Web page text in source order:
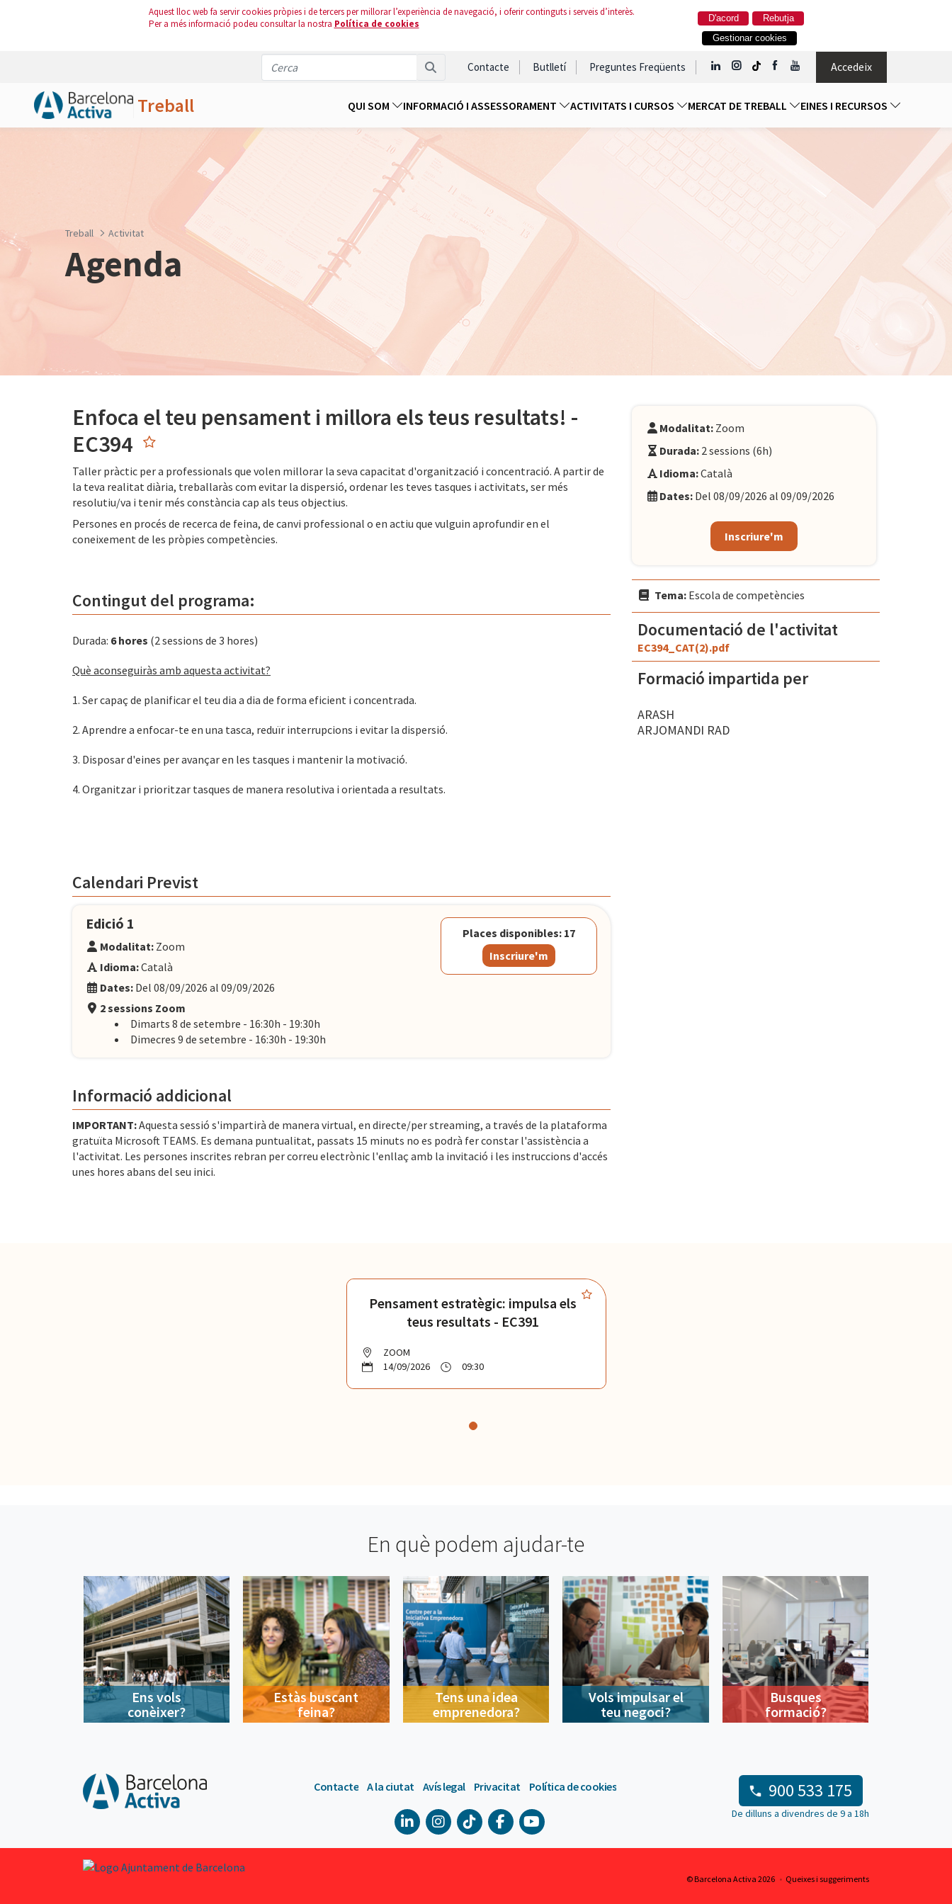
Aquest lloc web fa servir cookies pròpies i de tercers per millorar l’experiència de navegació, i oferir continguts i serveis d’interès.
Per a més informació podeu consultar la nostra Política de cookies Rebutja
D'acord
Gestionar cookies
Contacte Butlletí Preguntes Freqüents Accedeix
Treball QUI SOM INFORMACIÓ I ASSESSORAMENT ACTIVITATS I CURSOS MERCAT DE TREBALL EINES I RECURSOS
Treball Activitat
Agenda
Enfoca el teu pensament i millora els teus resultats! -
EC394
Taller pràctic per a professionals que volen millorar la seva capacitat d'organització i concentració. A partir de
la teva realitat diària, treballaràs com evitar la dispersió, ordenar les teves tasques i activitats, ser més
resolutiu/va i tenir més constància cap als teus objectius.
Persones en procés de recerca de feina, de canvi professional o en actiu que vulguin aprofundir en el
coneixement de les pròpies competències.
Contingut del programa:
Durada: 6 hores (2 sessions de 3 hores)
Què aconseguiràs amb aquesta activitat?
1. Ser capaç de planificar el teu dia a dia de forma eficient i concentrada.
2. Aprendre a enfocar-te en una tasca, reduïr interrupcions i evitar la dispersió.
3. Disposar d'eines per avançar en les tasques i mantenir la motivació.
4. Organitzar i prioritzar tasques de manera resolutiva i orientada a resultats.
Calendari Previst
Edició 1
Modalitat: Zoom
Idioma:Català
Dates: Del 08/09/2026 al 09/09/2026
2 sessions Zoom
Dimarts 8 de setembre - 16:30h - 19:30h
Dimecres 9 de setembre - 16:30h - 19:30h
Places disponibles: 17
Inscriure'm
Informació addicional
IMPORTANT:Aquesta sessió s'impartirà de manera virtual, en directe/per streaming, a través de la plataforma
gratuïta Microsoft TEAMS. Es demana puntualitat, passats 15 minuts no es podrà fer constar l'assistència a
l'activitat. Les persones inscrites rebran per correu electrònic l'enllaç amb la invitació i les instruccions d'accés
unes hores abans del seu inici.
Modalitat: Zoom
Durada: 2 sessions (6h)
Idioma:Català
Dates: Del 08/09/2026 al 09/09/2026
Inscriure'm
Tema: Escola de competències
Documentació de l'activitat
EC394_CAT(2).pdf
Formació impartida per
ARASH
ARJOMANDI RAD
Pensament estratègic: impulsa els
teus resultats - EC391
ZOOM
14/09/2026
09:30
En què podem ajudar-te
Ens vols
conèixer?
Estàs buscant
feina?
Tens una idea
emprenedora?
Vols impulsar el
teu negoci?
Busques
formació?
Contacte A la ciutat Avís legal Privacitat Política de cookies 900 533 175
De dilluns a divendres de 9 a 18h
© Barcelona Activa 2026 Queixes i suggeriments